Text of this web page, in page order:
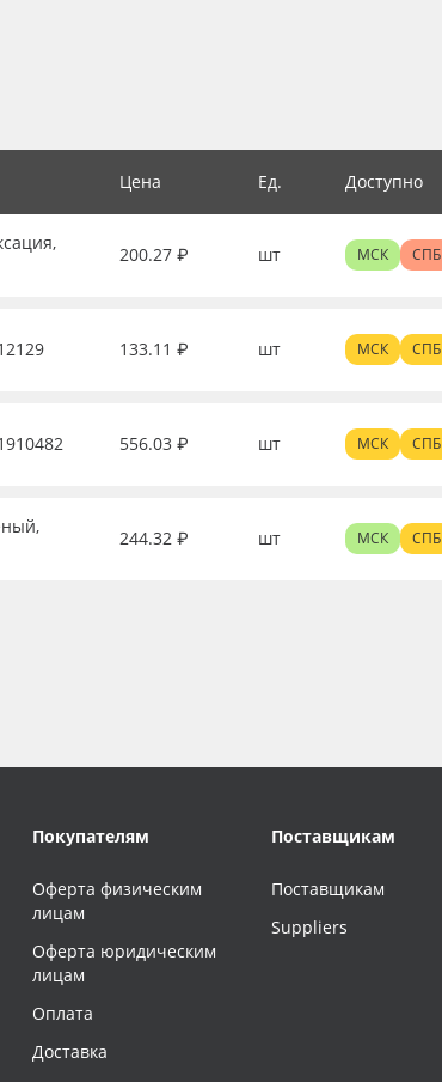
Цена Ед. Доступно
200.27 ₽ шт МСК СПБ
133.11 ₽ шт МСК СПБ
556.03 ₽ шт МСК СПБ
244.32 ₽ шт МСК СПБ
Покупателям
Оферта физическим
лицам
Оферта юридическим
лицам
Оплата
Доставка
Поставщикам
Поставщикам
Suppliers